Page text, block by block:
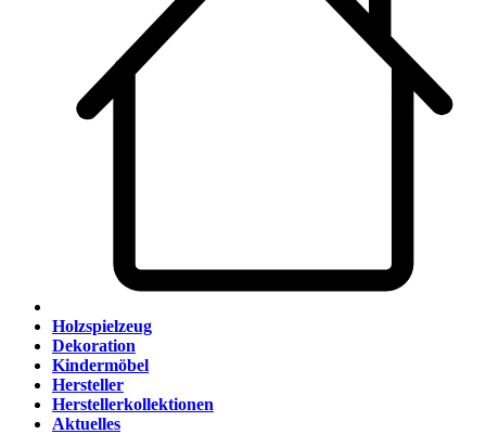
Holzspielzeug
Dekoration
Kindermöbel
Hersteller
Herstellerkollektionen
Aktuelles